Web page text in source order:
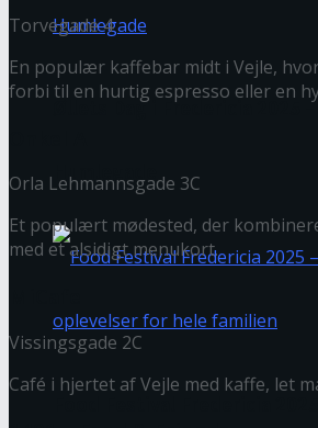
Øllets Dag i Fredericia 2025
Humlegade
Torvegade 4
En populær kaffebar midt i Vejle,
forbi til en hurtig espresso eller en
Orla Lehmannsgade 3C
Et populært mødested, der
med et alsidigt menukort.
Vissingsgade 2C
Café i hjertet af Vejle med kaffe, let